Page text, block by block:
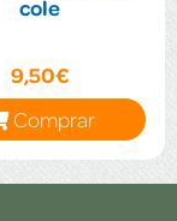
cole
9,50€
Comprar